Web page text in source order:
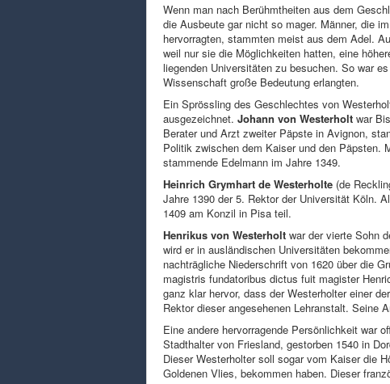
Wenn man nach Berühmtheiten aus dem
die Ausbeute gar nicht so mager. Männer, die
hervorragten, stammten meist aus dem Adel.
weil nur sie die Möglichkeiten hatten, eine
liegenden Universitäten zu besuchen. So war
Wissenschaft große Bedeutung erlangten.
Ein Sprössling des Geschlechtes von
ausgezeichnet. Johann von Westerholt war
Berater und Arzt zweiter Päpste in Avignon,
Politik zwischen dem Kaiser und den Päpsten.
stammende Edelmann im Jahre 1349.
Heinrich Grymhart de Westerholte (de
Jahre 1390 der 5. Rektor der Universität Köln.
1409 am Konzil in Pisa teil.
Henrikus von Westerholt war der vierte Sohn
wird er in ausländischen Universitäten
nachträgliche Niederschrift von 1620 über die
magistris fundatoribus dictus fuit magister
ganz klar hervor, dass der Westerholter einer
Rektor dieser angesehenen Lehranstalt. Seine
Eine andere hervorragende Persönlichkeit war
Stadthalter von Friesland, gestorben 1540 in
Dieser Westerholter soll sogar vom Kaiser die
Goldenen Vlies, bekommen haben. Dieser